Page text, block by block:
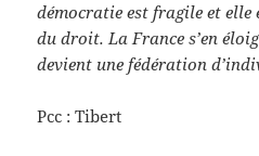
démocratie est fragile et elle
du droit. La France s’en
devient une fédération
Pcc : Tibert